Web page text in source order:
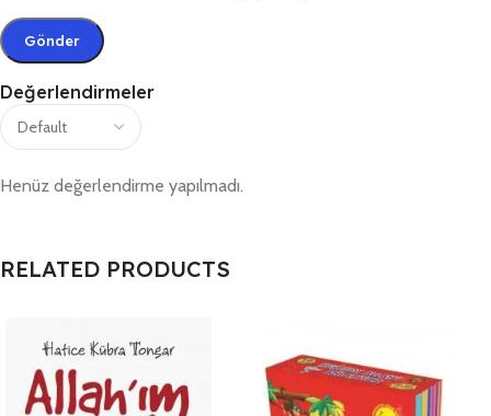
Değerlendirmeler
Henüz değerlendirme yapılmadı.
RELATED PRODUCTS